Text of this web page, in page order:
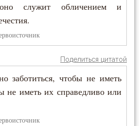
служит обличением и
Поделиться цитатой
заботиться, чтобы не иметь
не иметь их справедливо или